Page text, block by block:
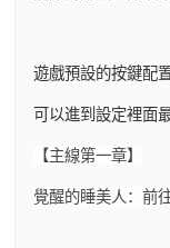
遊戲預設的按鍵配
可以進到設定裡面
【主線第一章】
覺醒的睡美人：前